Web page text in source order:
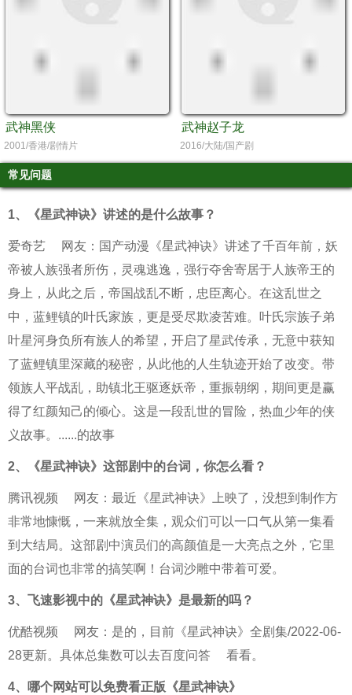
武神黑侠
2001/香港/剧情片
武神赵子龙
2016/大陆/国产剧
常见问题
1、 《星武神诀》讲述的是什么故事？
爱奇艺
网友：国产动漫《星武神诀》讲述了千百年前，妖
帝被人族强者所伤，灵魂逃逸，强行夺舍寄居于人族帝王的
身上，从此之后，帝国战乱不断，忠臣离心。在这乱世之
中，蓝鲤镇的叶氏家族，更是受尽欺凌苦难。叶氏宗族子弟
叶星河身负所有族人的希望，开启了星武传承，无意中获知
了蓝鲤镇里深藏的秘密，从此他的人生轨迹开始了改变。带
领族人平战乱，助镇北王驱逐妖帝，重振朝纲，期间更是赢
得了红颜知己的倾心。这是一段乱世的冒险，热血少年的侠
义故事。......的故事
2、 《星武神诀》这部剧中的台词，你怎么看？
腾讯视频
网友：最近《星武神诀》上映了，没想到制作方
非常地慷慨，一来就放全集，观众们可以一口气从第一集看
到大结局。这部剧中演员们的高颜值是一大亮点之外，它里
面的台词也非常的搞笑啊！台词沙雕中带着可爱。
3、 飞速影视中的《星武神诀》是最新的吗？
优酷视频
网友：是的，目前《星武神诀》全剧集/2022-06-
28更新。具体总集数可以去百度问答 看看。
4、 哪个网站可以免费看正版《星武神诀》